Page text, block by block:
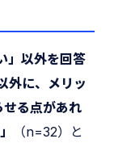
」以外を回答
外に、メリッ
せる点があれ
（n=32）と